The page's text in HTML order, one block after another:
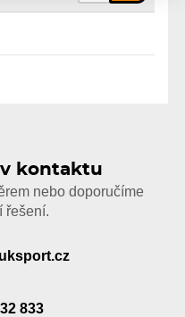
kontaktu
nebo doporučíme
řešení.
833